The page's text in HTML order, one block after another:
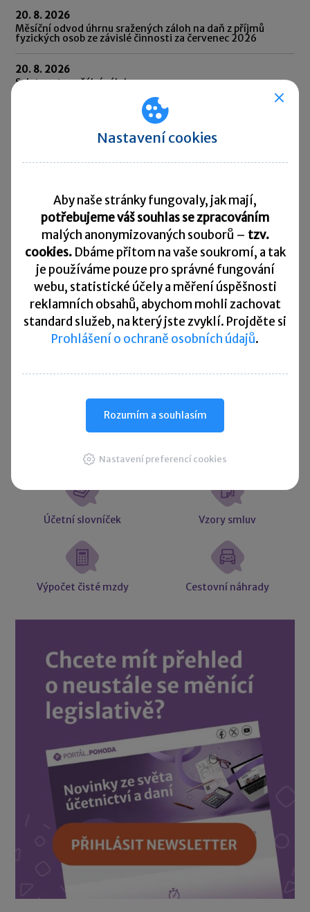
20. 8. 2026
Měsíční odvod úhrnu sražených záloh na daň z příjmů
fyzických osob ze závislé činnosti za červenec 2026
20. 8. 2026
Splatnost paušální zálohy
Splatnost daně za červen 2026 (pouze spotřební daň z lihu)
Přehled všech termínů ►
Kurzovní lístek
Načítám
hodnoty
Načítám
hodnoty
Účetní souvztažnosti Majetkové daně
Účetní slovníček Vzory smluv
Výpočet čisté mzdy Cestovní náhrady
Nastavení cookies
Aby naše stránky fungovaly, jak mají,
potřebujeme váš souhlas se zpracováním
malých anonymizovaných souborů – tzv.
cookies. Dbáme přitom na vaše soukromí, a tak
je používáme pouze pro správné fungování
webu, statistické účely a měření úspěšnosti
reklamních obsahů, abychom mohli zachovat
standard služeb, na který jste zvyklí. Projděte si
Prohlášení o ochraně osobních údajů.
Rozumím a souhlasím
Nastavení preferencí cookies